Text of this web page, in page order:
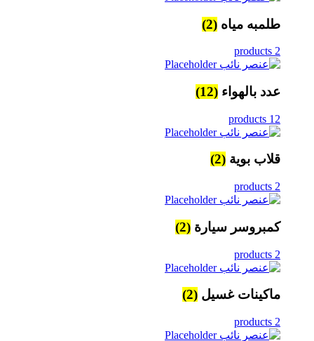
طلمبه مياه (2)
2 products
عدد بالهواء (12)
12 products
قلاب بوية (2)
2 products
كمبروسر سيارة (2)
2 products
ماكينات غسيل (2)
2 products